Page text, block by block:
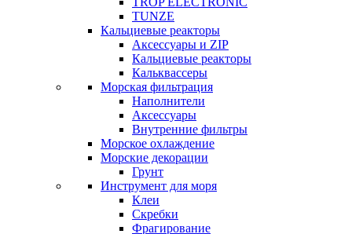
TUNZE
Кальциевые реакторы
Аксессуары и ZIP
Кальциевые реакторы
Кальквассеры
Морская фильтрация
Наполнители
Аксессуары
Внутренние фильтры
Морское охлаждение
Морские декорации
Грунт
Инструмент для моря
Клеи
Скребки
Фрагирование